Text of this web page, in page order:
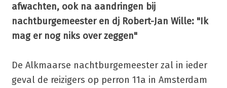
afwachten, ook na aandringen bij
nachtburgemeester en dj Robert-Jan Wille: "Ik
mag er nog niks over zeggen"
De Alkmaarse nachtburgemeester zal in ieder
geval de reizigers op perron 11a in Amsterdam